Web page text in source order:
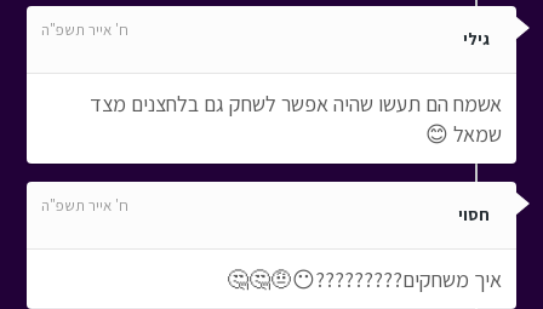
גילי ח' אייר תשפ"ה
אשמח הם תעשו שהיה אפשר לשחק גם בלחצנים מצד
שמאל 😊
חסוי ח' אייר תשפ"ה
איך משחקים?????????😶🤨🤔🤔